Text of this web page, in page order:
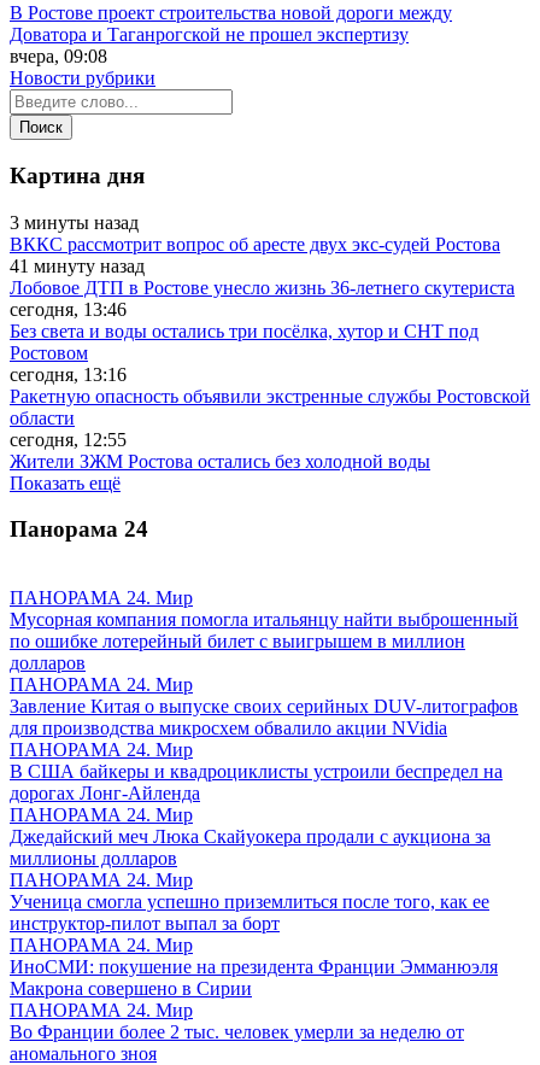
В Ростове проект строительства новой дороги между
Доватора и Таганрогской не прошел экспертизу
вчера, 09:08
Новости рубрики
Картина дня
3 минуты назад
ВККС рассмотрит вопрос об аресте двух экс-судей Ростова
41 минуту назад
Лобовое ДТП в Ростове унесло жизнь 36-летнего скутериста
сегодня, 13:46
Без света и воды остались три посёлка, хутор и СНТ под
Ростовом
сегодня, 13:16
Ракетную опасность объявили экстренные службы Ростовской
области
сегодня, 12:55
Жители ЗЖМ Ростова остались без холодной воды
Показать ещё
Панорама 24
ПАНОРАМА 24. Мир
Мусорная компания помогла итальянцу найти выброшенный
по ошибке лотерейный билет с выигрышем в миллион
долларов
ПАНОРАМА 24. Мир
Завление Китая о выпуске своих серийных DUV-литографов
для производства микросхем обвалило акции NVidia
ПАНОРАМА 24. Мир
В США байкеры и квадроциклисты устроили беспредел на
дорогах Лонг-Айленда
ПАНОРАМА 24. Мир
Джедайский меч Люка Скайуокера продали с аукциона за
миллионы долларов
ПАНОРАМА 24. Мир
Ученица смогла успешно приземлиться после того, как ее
инструктор-пилот выпал за борт
ПАНОРАМА 24. Мир
ИноСМИ: покушение на президента Франции Эмманюэля
Макрона совершено в Сирии
ПАНОРАМА 24. Мир
Во Франции более 2 тыс. человек умерли за неделю от
аномального зноя